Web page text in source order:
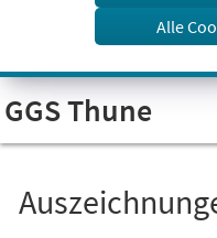
Visuelle
Assistenzsoftware
öffnen.
Alle
GGS Thune